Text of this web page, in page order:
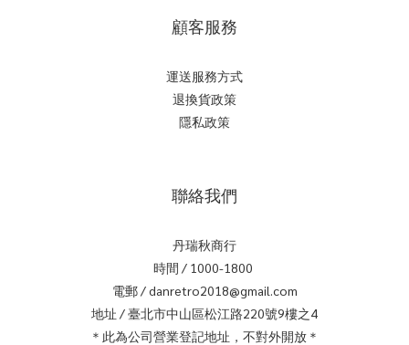
顧客服務
運送服務方式
退換貨政策
隱私政策
聯絡我們
丹瑞秋商行
時間 / 1000-1800
電郵 / danretro2018@gmail.com
地址 / 臺北市中山區松江路220號9樓之4
＊此為公司營業登記地址，不對外開放＊